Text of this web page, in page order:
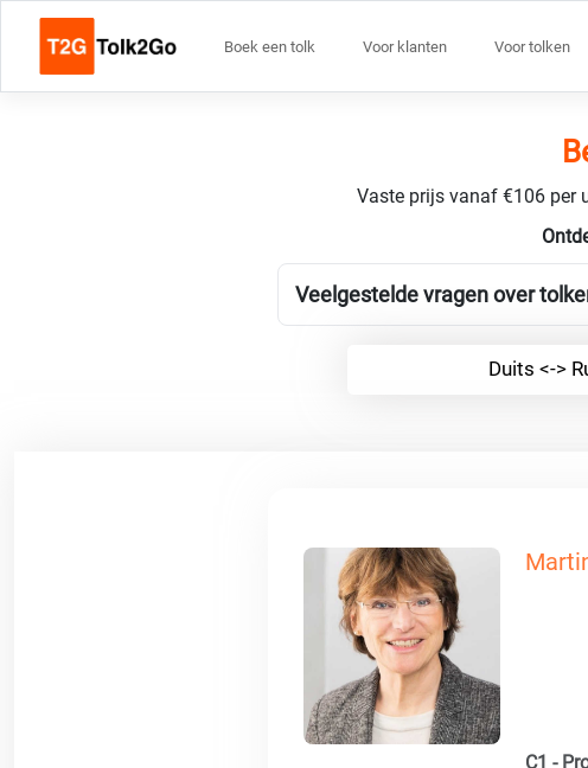
Boek een tolk Voor klanten Voor tolken
Vaste prijs vanaf €106 per
Veelgestelde vragen over
Duits <->
C1 -